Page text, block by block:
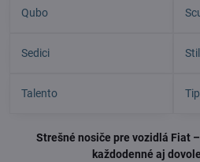
Qubo
Sedici
Talento
Strešné nosiče pre vozidlá Fiat
každodenné aj